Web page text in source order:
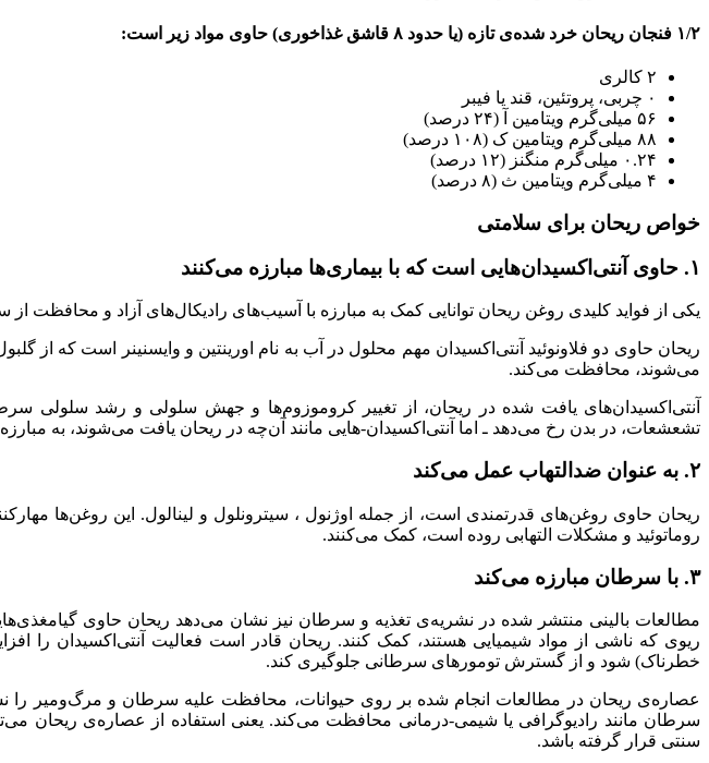
۱/۲ فنجان ریحان خرد شده‌ی تازه (یا حدود ۸ قاشق غذاخوری) حاوی مواد زیر است:
۲ کالری
۰ چربی، پروتئین، قند یا فیبر
۵۶ میلی‌گرم ویتامین آ (۲۴ درصد)
۸۸ میلی‌گرم ویتامین ک (۱۰۸ درصد)
۰.۲۴ میلی‌گرم منگنز (۱۲ درصد)
۴ میلی‌گرم ویتامین ث (۸ درصد)
خواص ریحان برای سلامتی
۱. حاوی آنتی‌اکسیدان‌هایی است که با بیماری‌ها مبارزه می‌کنند
یکی از فواید کلیدی روغن ریحان توانایی کمک به مبارزه با آسیب‌های رادیکال‌های آزاد و محافظت
ریحان حاوی دو فلاونوئید آنتی‌اکسیدان مهم محلول در آب به نام اورینتین و وایسنینر است که
می‌شوند، محافظت می‌کند.
آنتی‌اکسیدان‌های یافت شده در ریحان، از تغییر کروموزوم‌ها و جهش سلولی و رشد سلولی
تشعشعات، در بدن رخ می‌دهد ـ اما آنتی‌اکسیدان-هایی مانند آن‌چه در ریحان یافت می‌شوند، به
۲. به عنوان ضدالتهاب عمل می‌کند
ریحان حاوی روغن‌های قدرتمندی است، از جمله اوژنول ، سیترونلول و لینالول. این روغن‌ها
روماتوئید و مشکلات التهابی روده است، کمک می‌کنند.
۳. با سرطان مبارزه می‌کند
مطالعات بالینی منتشر شده در نشریه‌ی تغذیه ‌و سرطان نیز نشان می‌دهد ریحان حاوی
ریوی که ناشی از مواد شیمیایی هستند، کمک کنند. ریحان قادر است فعالیت آنتی‌اکسیدان را
خطرناک) شود و از گسترش تومورهای سرطانی جلوگیری کند.
عصاره‌ی ریحان در مطالعات انجام شده بر روی حیوانات، محافظت علیه سرطان و مرگ‌ومیر
سرطان مانند رادیوگرافی یا شیمی-درمانی محافظت می‌کند. یعنی استفاده از عصاره‌ی
سنتی قرار گرفته باشد.